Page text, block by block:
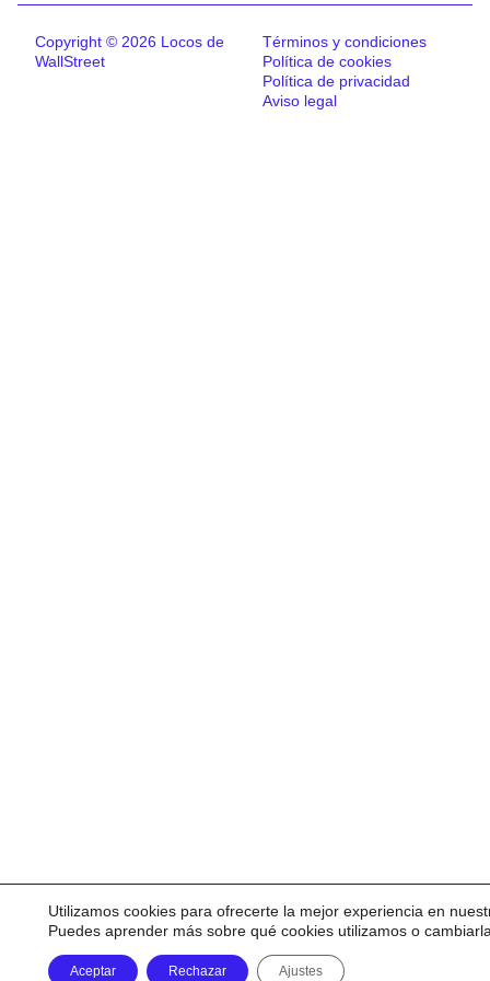
Copyright © 2026 Locos de
WallStreet
Términos y condiciones
Política de cookies
Política de privacidad
Aviso legal
Utilizamos cookies para ofrecerte la mejor experiencia en
Puedes aprender más sobre qué cookies utilizamos o
Aceptar Rechazar Ajustes